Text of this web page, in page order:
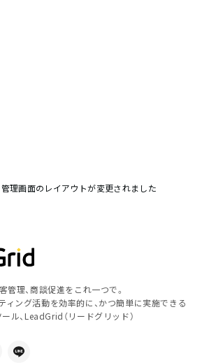
管理画面のレイアウトが変更されました
理、商談促進をこれ一つで。
ィング活動を効率的に、かつ簡単に実施できる
ル、LeadGrid（リードグリッド）